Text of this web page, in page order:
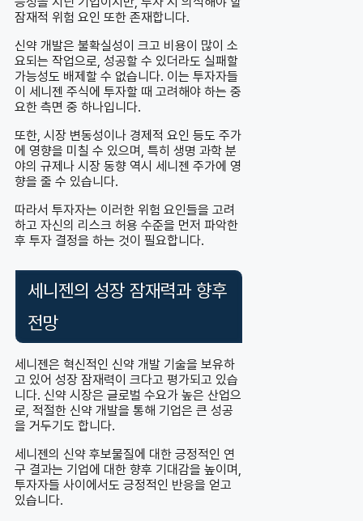
잠재적 위험 요인 또한 존재합니다.
신약 개발은 불확실성이 크고 비용이 많이 소
요되는 작업으로, 성공할 수 있더라도 실패할
가능성도 배제할 수 없습니다. 이는 투자자들
이 세니젠 주식에 투자할 때 고려해야 하는 중
요한 측면 중 하나입니다.
또한, 시장 변동성이나 경제적 요인 등도 주가
에 영향을 미칠 수 있으며, 특히 생명 과학 분
야의 규제나 시장 동향 역시 세니젠 주가에 영
향을 줄 수 있습니다.
따라서 투자자는 이러한 위험 요인들을 고려
하고 자신의 리스크 허용 수준을 먼저 파악한
후 투자 결정을 하는 것이 필요합니다.
세니젠의 성장 잠재력과 향후
전망
세니젠은 혁신적인 신약 개발 기술을 보유하
고 있어 성장 잠재력이 크다고 평가되고 있습
니다. 신약 시장은 글로벌 수요가 높은 산업으
로, 적절한 신약 개발을 통해 기업은 큰 성공
을 거두기도 합니다.
세니젠의 신약 후보물질에 대한 긍정적인 연
구 결과는 기업에 대한 향후 기대감을 높이며,
투자자들 사이에서도 긍정적인 반응을 얻고
있습니다.